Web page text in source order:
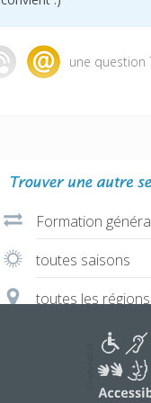
une question